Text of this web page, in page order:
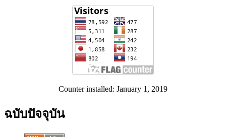
Counter installed: January 1, 2019
ฉบับปัจจุบัน